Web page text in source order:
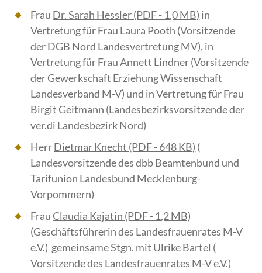
Frau Dr. Sarah Hessler(PDF - 1,0 MB) in
Vertretung für Frau Laura Pooth (Vorsitzende
der DGB Nord Landesvertretung MV), in
Vertretung für Frau Annett Lindner (Vorsitzende
der Gewerkschaft Erziehung Wissenschaft
Landesverband M-V) und in Vertretung für Frau
Birgit Geitmann (Landesbezirksvorsitzende der
ver.di Landesbezirk Nord)
HerrDietmar Knecht (PDF - 648 KB) (
Landesvorsitzende des dbb Beamtenbund und
Tarifunion Landesbund Mecklenburg-
Vorpommern)
FrauClaudia Kajatin (PDF - 1,2 MB)
(Geschäftsführerin des Landesfrauenrates M-V
e.V.) gemeinsame Stgn. mit Ulrike Bartel (
Vorsitzende des Landesfrauenrates M-V e.V.)